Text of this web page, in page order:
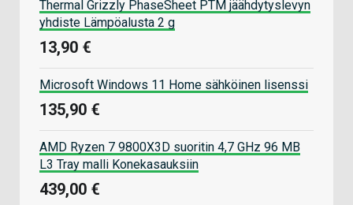
Thermal Grizzly PhaseSheet PTM jäähdytyslevyn
yhdiste Lämpöalusta 2 g
13,90 €
Microsoft Windows 11 Home sähköinen lisenssi
135,90 €
AMD Ryzen 7 9800X3D suoritin 4,7 GHz 96 MB
L3 Tray malli Konekasauksiin
439,00 €